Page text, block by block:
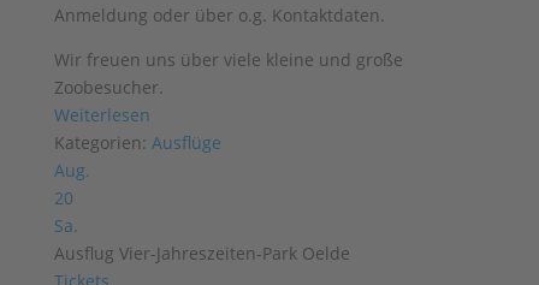
Anmeldung oder über o.g. Kontaktdaten.
Wir freuen uns über viele kleine und große
Zoobesucher.
Weiterlesen
Kategorien: Ausflüge
Aug.
20
Sa.
Ausflug Vier-Jahreszeiten-Park Oelde